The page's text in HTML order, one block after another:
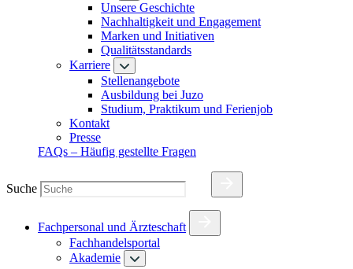
Unsere Geschichte
Nachhaltigkeit und Engagement
Marken und Initiativen
Qualitätsstandards
Karriere
Stellenangebote
Ausbildung bei Juzo
Studium, Praktikum und Ferienjob
Kontakt
Presse
FAQs – Häufig gestellte Fragen
Suche
Fachpersonal und Ärzteschaft
Fachhandelsportal
Akademie